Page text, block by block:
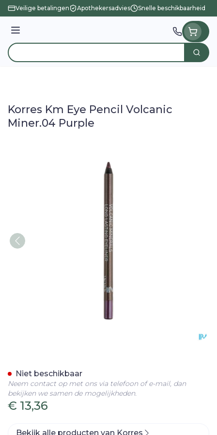
Ga naar de inhoud
Veilige betalingen Apothekersadvies Snelle beschikbaarheid
Menu
Product, merk, categorie... Zoek
Korres Km Eye Pencil Volcanic
Miner.04 Purple
€ 13,36
Niet beschikbaar
Neem contact op met ons via telefoon of e-mail, dan
bekijken we samen de mogelijkheden.
Bekijk alle producten van Korres